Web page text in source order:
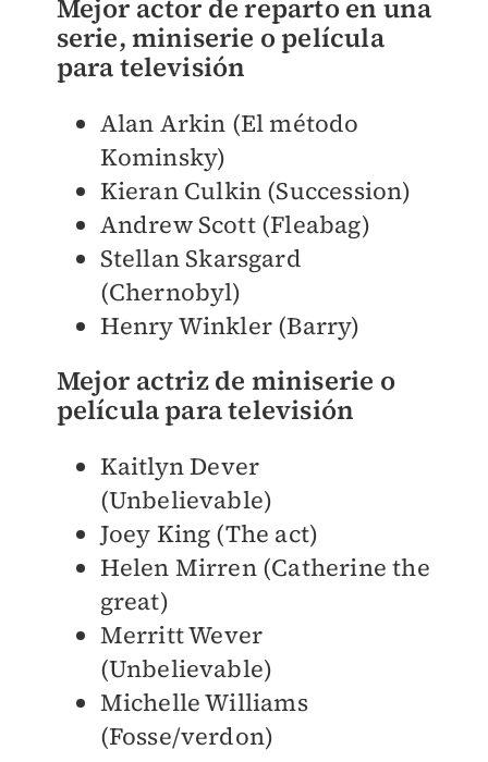
Mejor actor de reparto en una
serie, miniserie o película
para televisión
Alan Arkin (El método
Kominsky)
Kieran Culkin (Succession)
Andrew Scott (Fleabag)
Stellan Skarsgard
(Chernobyl)
Henry Winkler (Barry)
Mejor actriz de miniserie o
película para televisión
Kaitlyn Dever
(Unbelievable)
Joey King (The act)
Helen Mirren (Catherine the
great)
Merritt Wever
(Unbelievable)
Michelle Williams
(Fosse/verdon)